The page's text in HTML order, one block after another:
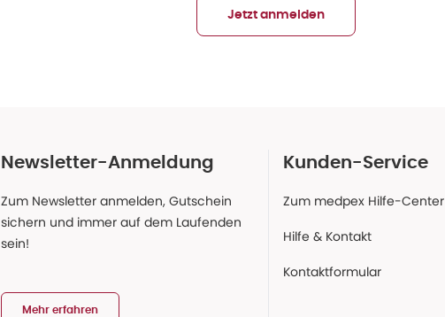
Jetzt anmelden
Newsletter-Anmeldung
Zum Newsletter anmelden, Gutschein
sichern und immer auf dem Laufenden
sein!
Mehr erfahren
Kunden-Service
Zum medpex Hilfe-Center
Hilfe & Kontakt
Kontaktformular